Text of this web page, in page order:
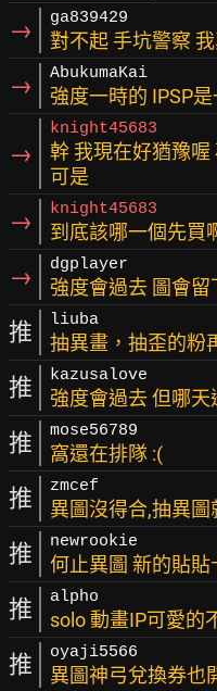
→ ga839429
對不起 手坑警察
→ AbukumaKai
強度一時的 IPSP
→
knight45683
幹 我現在好猶豫
可是
→ knight45683
到底該哪一個先買
→ dgplayer
強度會過去 圖會留
推 liuba
抽異畫，抽歪的粉
推 kazusalove
強度會過去 但哪
推 mose56789
窩還在排隊 :(
推 zmcef
異圖沒得合,抽異圖
推 newrookie
何止異圖 新的貼貼
推 alpho
solo 動畫IP可愛的
推 oyaji5566
異圖神弓兌換券也